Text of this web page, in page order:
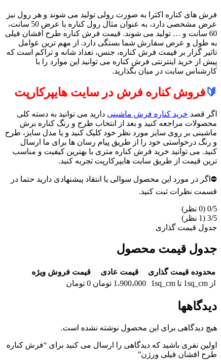
فرش های کناره اکثرا به صورت رولی تولید می شوند و هر رول نیز
عرض مشخصی دارد، به عنوان مثال رول کناره با عرض 50 سانت،
60 سانت و … تولید می شوند. قیمت فرش کناره طرح افشان فیلی
به طول و عرض سفارش شما بستگی دارد. از مهم ترین عوامل
تاثیر گزار بر قیمت فرش کناره، جنس، تعداد شانه و تراکم است که
پیش از خرید اینترنتی فرش کناره می توانید این موارد را با
کارشناس سایت در میان بگذارید.
🔰فروش کناره فرش در سایت هایپرکارپت
اگر قصد خرید کناره فرش ماشینی دارید می توانید به دسته کلی
محصولات مراجعه کنید و بعد از انتخاب طرح و رنگ کناره برش
ماشینی بر روی سایز مورد نظر خود کلیک کنید و یا مدل سایز، طرح
و رنگ درخواستی خود را از طریق پیام رسان ها برای ما ارسال
کنید. می توانید خرید فرش کناره متری با بهترین کیفیت و مناسب
ترین قیمت از طریق سایت هایپرکارپت تجربه کنید.
⛔اگر در مورد این محصول سوالی یا انتقاد پیشنهادی دارید حتما در
قسمت نظرات ثبت کنید.
‫0/5
‫3/5 ‫(1 نظر)
جدول قیمت گذاری
جدول قیمت محصول
محدوده قیمت گذاری قیمت عادی
قیمت فروش ویژه
از 1sq_cm تا 1sq_cm 1،900،000 تومان 0 تومان
دیدگاهها
هیچ دیدگاهی برای این محصول نوشته نشده است.
اولین نفری باشید که دیدگاهی را ارسال می کنید برای “فرش کناره
طرح افشان فیلی ورژن”